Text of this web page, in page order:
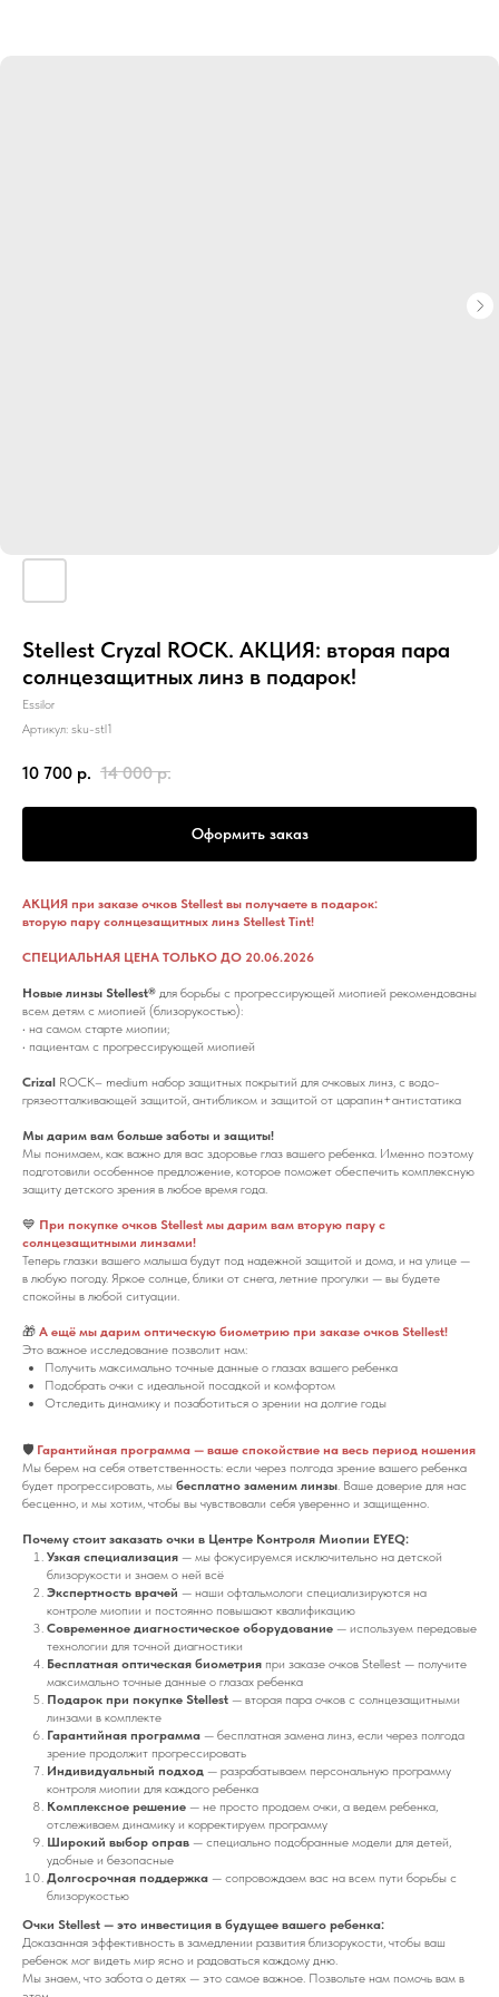
Stellest Cryzal ROCK. АКЦИЯ: вторая пара
солнцезащитных линз в подарок!
Essilor
Артикул: sku-stl1
10 700 р. 14 000 р.
Оформить заказ
АКЦИЯ при заказе очков Stellest вы получаете в подарок:
вторую пару солнцезащитных линз Stellest Tint!
СПЕЦИАЛЬНАЯ ЦЕНА ТОЛЬКО ДО 20.06.2026
Новые линзы Stellest® для борьбы с прогрессирующей миопией рекомендованы
всем детям с миопией (близорукостью):
• на самом старте миопии;
• пациентам с прогрессирующей миопией
Crizal ROCK– medium набор защитных покрытий для очковых линз, с водо-
грязеотталкивающей защитой, антибликом и защитой от царапин+антистатика
Мы дарим вам больше заботы и защиты!
Мы понимаем, как важно для вас здоровье глаз вашего ребенка. Именно поэтому
подготовили особенное предложение, которое поможет обеспечить комплексную
защиту детского зрения в любое время года.
💙 При покупке очков Stellest мы дарим вам вторую пару с
солнцезащитными линзами!
Теперь глазки вашего малыша будут под надежной защитой и дома, и на улице —
в любую погоду. Яркое солнце, блики от снега, летние прогулки — вы будете
спокойны в любой ситуации.
🎁 А ещё мы дарим оптическую биометрию при заказе очков Stellest!
Это важное исследование позволит нам:
Получить максимально точные данные о глазах вашего ребенка
Подобрать очки с идеальной посадкой и комфортом
Отследить динамику и позаботиться о зрении на долгие годы
🛡️ Гарантийная программа — ваше спокойствие на весь период ношения
Мы берем на себя ответственность: если через полгода зрение вашего ребенка
будет прогрессировать, мы бесплатно заменим линзы. Ваше доверие для нас
бесценно, и мы хотим, чтобы вы чувствовали себя уверенно и защищенно.
Почему стоит заказать очки в Центре Контроля Миопии EYEQ:
Узкая специализация — мы фокусируемся исключительно на детской
близорукости и знаем о ней всё
Экспертность врачей — наши офтальмологи специализируются на
контроле миопии и постоянно повышают квалификацию
Современное диагностическое оборудование — используем передовые
технологии для точной диагностики
Бесплатная оптическая биометрия при заказе очков Stellest — получите
максимально точные данные о глазах ребенка
Подарок при покупке Stellest — вторая пара очков с солнцезащитными
линзами в комплекте
Гарантийная программа — бесплатная замена линз, если через полгода
зрение продолжит прогрессировать
Индивидуальный подход — разрабатываем персональную программу
контроля миопии для каждого ребенка
Комплексное решение — не просто продаем очки, а ведем ребенка,
отслеживаем динамику и корректируем программу
Широкий выбор оправ — специально подобранные модели для детей,
удобные и безопасные
Долгосрочная поддержка — сопровождаем вас на всем пути борьбы с
близорукостью
Очки Stellest — это инвестиция в будущее вашего ребенка:
Доказанная эффективность в замедлении развития близорукости, чтобы ваш
ребенок мог видеть мир ясно и радоваться каждому дню.
Мы знаем, что забота о детях — это самое важное. Позвольте нам помочь вам в